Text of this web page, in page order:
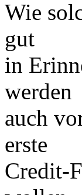
Wie
gut
in
werden
auch
erste
Credit-